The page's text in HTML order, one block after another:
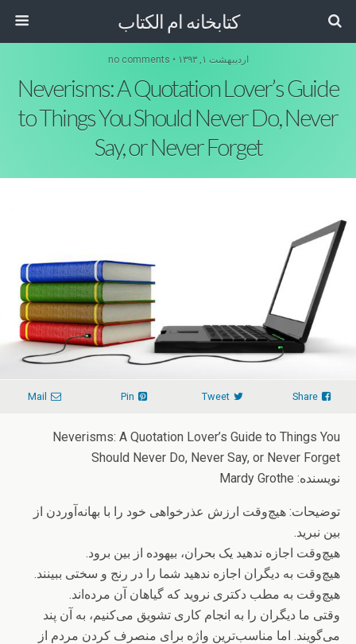
کتابخانه ام الکتاب
اردیبهشت ۱, ۱۳۹۳ • no comments
Neverisms: A Quotation Lover’s Guide
to Things You Should Never Do, Never
Say, or Never Forget
Share
Tweet
Pin
Mail
Neverisms: A Quotation Lover’s Guide to Things You
Should Never Do, Never Say, or Never Forget
نویسنده: Mardy Grothe
توضیحات: هیچ‌وقت ارزش عذرخواهی خود را با بهانه‌آوردن از
بین نبرید.
هیچ‌وقت اجازه ندهید یک بحران، بیهوده از بین برود.
هیچ‌وقت به دیگران اجازه ندهید شما را در رنج و سختی ببینند.
هیچ‌وقت به مطب دکتری نروید که گیاهان آن مرده‌اند.
وقتی ما دیگران را به انجام کاری تشویق می‌کنیم، به آن پند
می‌گویند. اما مناسب‌ترین واژه برای منصرف کردن مردم از